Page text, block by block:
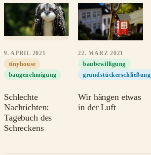
9. APRIL 2021
tinyhouse
baugenehmigung
Schlechte
Nachrichten:
Tagebuch des
Schreckens
22. MÄRZ 2021
baubewilligung
grundstückerschließung
Wir hängen etwas
in der Luft